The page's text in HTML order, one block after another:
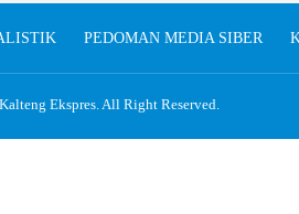
PEDOMAN MEDIA SIBER
Kalteng Ekspres. All Right Reserved.